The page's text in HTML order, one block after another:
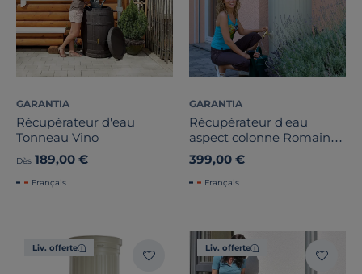
GARANTIA
Récupérateur d'eau
Tonneau Vino
Dès 189,00 €
Français
GARANTIA
Récupérateur d'eau
aspect colonne Romaine
500L
399,00 €
Français
Liv. offerte Liv. offerte